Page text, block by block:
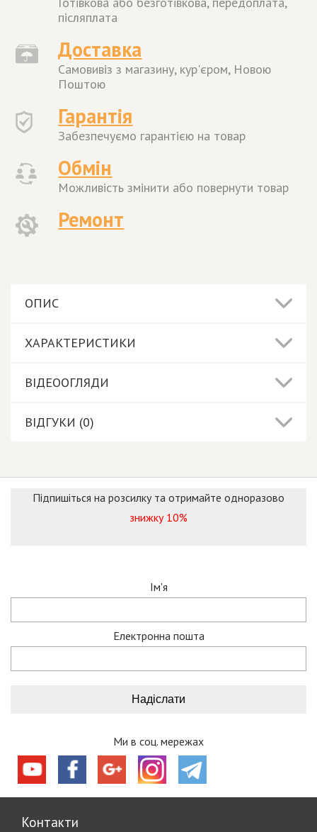
післяплата
Доставка
Самовивіз з магазину, кур'єром, Новою
Поштою
Гарантія
Забезпечуємо гарантією на товар
Обмін
Можливість змінити або повернути товар
Ремонт
ОПИС
ХАРАКТЕРИСТИКИ
ВІДЕООГЛЯДИ
ВІДГУКИ (0)
Підпишіться на розсилку та отримайте одноразово
знижку 10%
Ім'я
Електронна пошта
Ми в соц. мережах
Контакти